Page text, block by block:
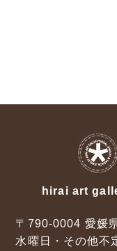
hirai art
〒790-0004 愛媛
水曜日・その他不